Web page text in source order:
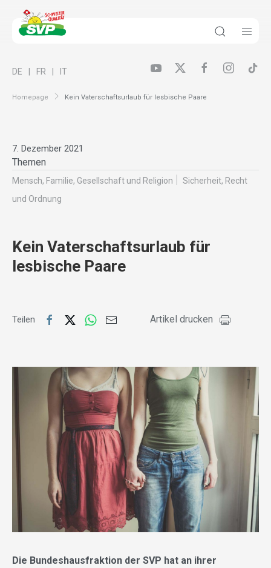
Homepage Kein Vaterschaftsurlaub für lesbische Paare
DE FR IT
7. Dezember 2021
Themen
Mensch, Familie, Gesellschaft und Religion
Sicherheit, Recht
und Ordnung
Kein Vaterschaftsurlaub für
lesbische Paare
Teilen Artikel drucken
Die Bundeshausfraktion der SVP hat an ihrer